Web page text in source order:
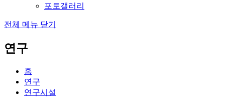
포토갤러리
전체 메뉴 닫기
연구
홈
연구
연구시설